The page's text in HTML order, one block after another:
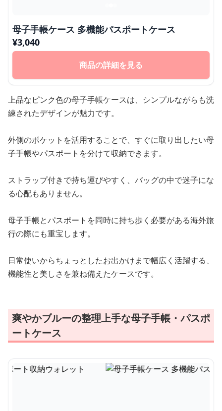
母子手帳ケース 多機能パスポートケース
¥3,040
商品の詳細を見る
上品なピンク色の母子手帳ケースは、シンプルながらも洗
練されたデザインが魅力です。
外側のポケットを活用することで、すぐに取り出したい母
子手帳やパスポートを分けて収納できます。
ストラップ付きで持ち運びやすく、バッグの中で迷子にな
る心配もありません。
母子手帳とパスポートを同時に持ち歩く必要がある海外旅
行の際にも重宝します。
日常使いからちょっとしたお出かけまで幅広く活躍する、
機能性と美しさを兼ね備えたケースです。
爽やかブルーの整理上手な母子手帳・パスポ
ートケース